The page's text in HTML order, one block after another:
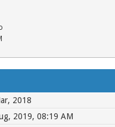
2018
2019, 08:19 AM